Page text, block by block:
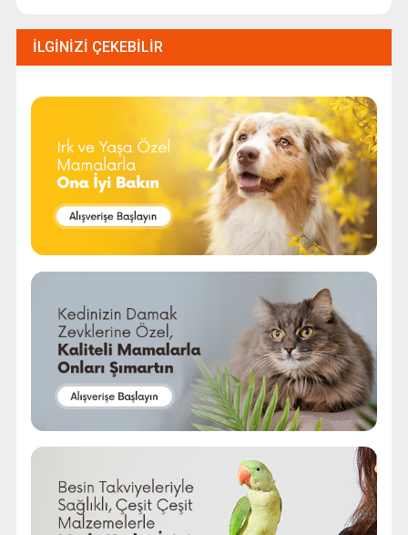
İLGINIZI ÇEKEBILIR